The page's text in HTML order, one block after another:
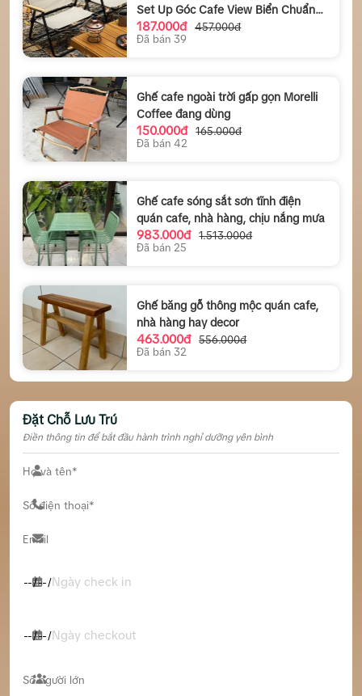
Set Up Góc Cafe View Biển Chuẩn
Chill – Chỉ 187K!
187.000đ
457.000đ
Đã bán 39
Ghế cafe ngoài trời gấp gọn Morelli
Coffee đang dùng
150.000đ
165.000đ
Đã bán 42
Ghế cafe sóng sắt sơn tĩnh điện
quán cafe, nhà hàng, chịu nắng mưa
983.000đ
1.513.000đ
Đã bán 25
Ghế băng gỗ thông mộc quán cafe,
nhà hàng hay decor
463.000đ
556.000đ
Đã bán 32
Đặt Chỗ Lưu Trú
Điền thông tin để bắt đầu hành trình nghỉ dưỡng yên bình
Ngày check in
Ngày checkout